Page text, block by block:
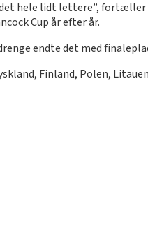
hele lidt lettere”, fortæller
Cup år efter år.
endte det med
Finland, Polen,